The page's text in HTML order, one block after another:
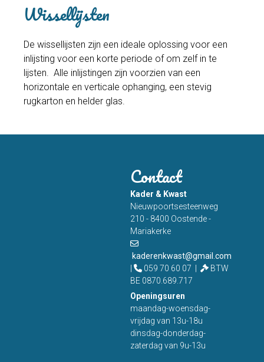
Wissellijsten
De wissellijsten zijn een ideale oplossing voor een
inlijsting voor een korte periode of om zelf in te
lijsten. Alle inlijstingen zijn voorzien van een
horizontale en verticale ophanging, een stevig
rugkarton en helder glas.
Contact
Kader & Kwast
Nieuwpoortsesteenweg
210 - 8400 Oostende -
Mariakerke
kaderenkwast@gmail.com
059 70 60 07 |
BTW
BE 0870.689.717
Openingsuren
maandag-woensdag-
vrijdag van 13u-18u
dinsdag-donderdag-
zaterdag van 9u-13u